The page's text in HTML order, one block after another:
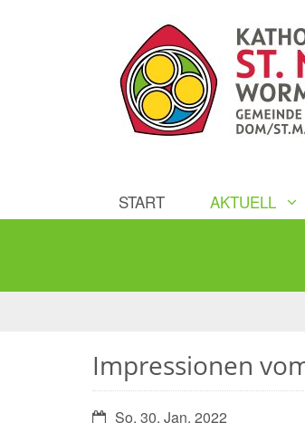
START AKTUELL
Impressionen
Datum:So. 30. Jan. 2022